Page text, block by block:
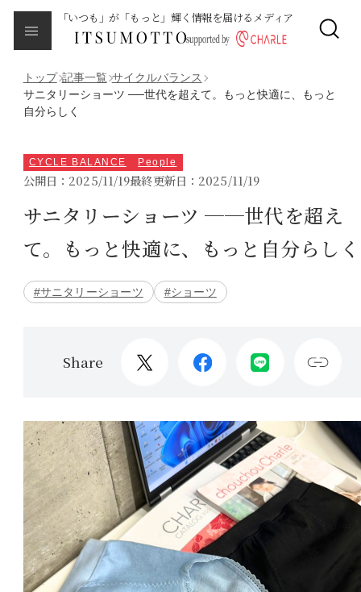
「いつも」が「もっと」輝く情報を届けるメディア
エイジング
サイクルバランス
トップ 記事一覧 サイクルバランス
サニタリーショーツ ──世代を超えて。もっと快適に、もっと
自分らしく
CYCLE BALANCE People
公開日：2025/11/19最終更新日：2025/11/19
サニタリーショーツ ──世代を超え
て。もっと快適に、もっと自分らしく
#サニタリーショーツ #ショーツ
Share